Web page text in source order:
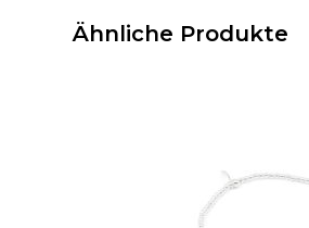
Ähnliche Produkte